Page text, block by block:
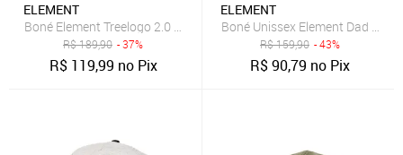
ELEMENT
Boné Element Treelogo 2.0 Solid Verde
R$189,90 - 37%
R$ 119,99 no Pix
ELEMENT
Boné Unissex Element Dad
R$159,90 - 43%
R$90,79 no Pix